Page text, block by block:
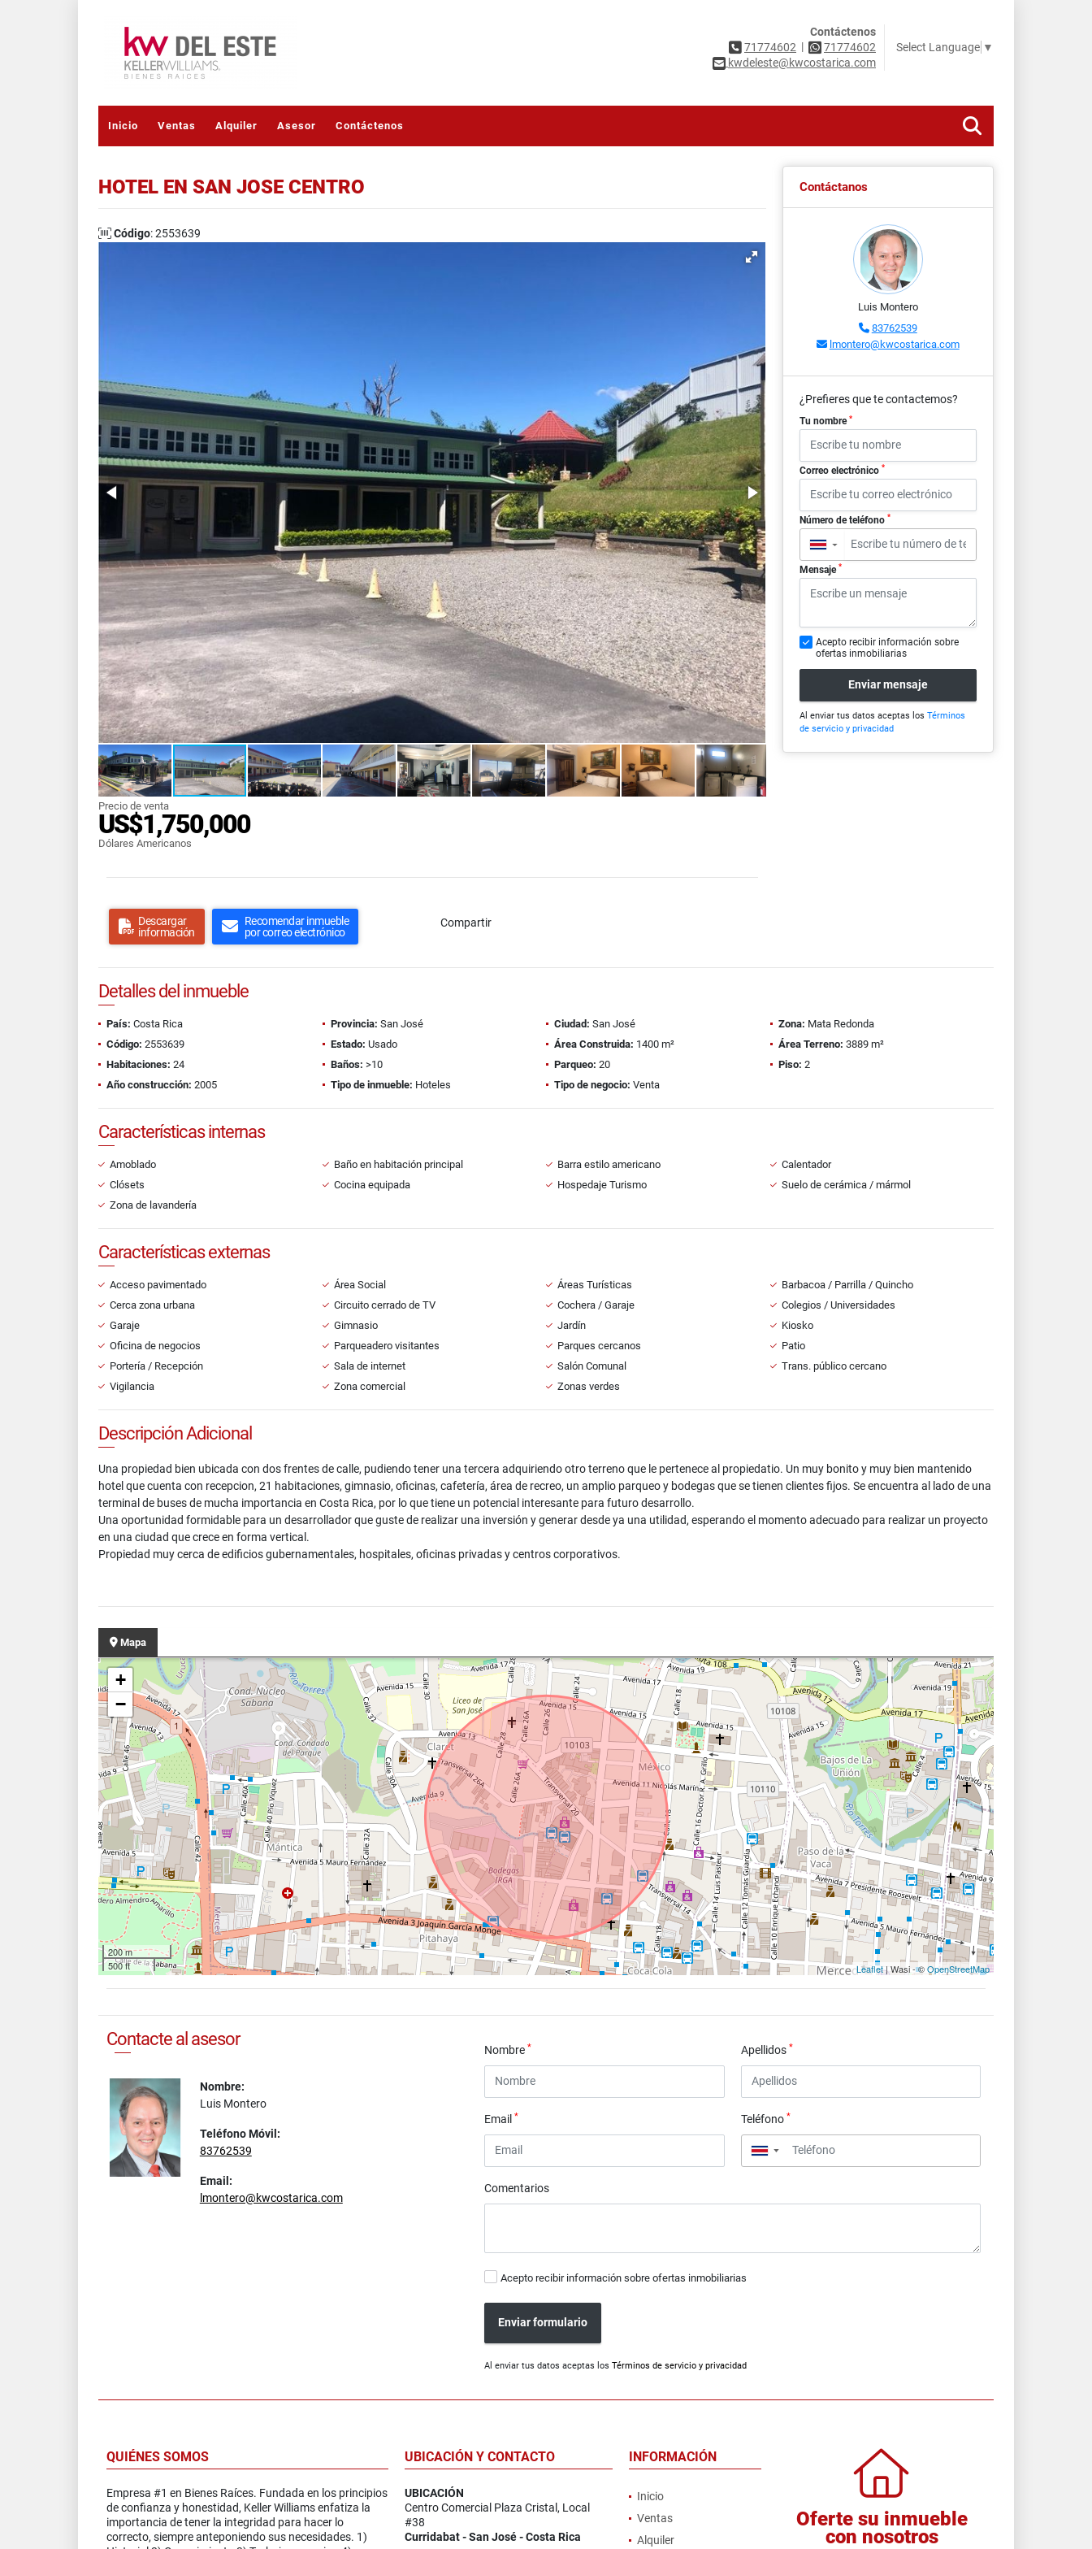
Contáctenos
71774602 |
71774602
kwdeleste@kwcostarica.com
Select Language ▼
Inicio Ventas Alquiler Asesor Contáctenos
HOTEL EN SAN JOSE CENTRO
Código: 2553639
Precio de venta
US$1,750,000
Dólares Americanos
Descargar
información
Recomendar inmueble
por correo electrónico
Compartir
Contáctanos
Luis Montero
83762539
lmontero@kwcostarica.com
¿Prefieres que te contactemos?
Tu nombre *
Correo electrónico *
Número de teléfono *
▼
Mensaje *
Acepto recibir información sobre
ofertas inmobiliarias
Enviar mensaje
Al enviar tus datos aceptas los Términos
de servicio y privacidad
Detalles del inmueble
País: Costa Rica Provincia: San José Ciudad: San José Zona: Mata Redonda
Código: 2553639 Estado: Usado Área Construida: 1400 m² Área Terreno: 3889 m²
Habitaciones: 24 Baños: >10 Parqueo: 20 Piso: 2
Año construcción: 2005 Tipo de inmueble: Hoteles Tipo de negocio: Venta
Características internas
Amoblado Baño en habitación principal Barra estilo americano
Calentador
Clósets
Cocina equipada Hospedaje Turismo
Suelo de cerámica / mármol
Zona de lavandería
Características externas
Acceso pavimentado Área Social Áreas Turísticas
Barbacoa / Parrilla / Quincho
Cerca zona urbana
Circuito cerrado de TV Cochera / Garaje
Colegios / Universidades
Garaje
Gimnasio Jardín
Kiosko
Oficina de negocios
Parqueadero visitantes Parques cercanos
Patio
Portería / Recepción
Sala de internet Salón Comunal
Trans. público cercano
Vigilancia
Zona comercial Zonas verdes
Descripción Adicional
Una propiedad bien ubicada con dos frentes de calle, pudiendo tener una tercera adquiriendo otro terreno que le pertenece al propiedatio. Un muy bonito y muy bien mantenido
hotel que cuenta con recepcion, 21 habitaciones, gimnasio, oficinas, cafetería, área de recreo, un amplio parqueo y bodegas que se tienen clientes fijos. Se encuentra al lado de una
terminal de buses de mucha importancia en Costa Rica, por lo que tiene un potencial interesante para futuro desarrollo.
Una oportunidad formidable para un desarrollador que guste de realizar una inversión y generar desde ya una utilidad, esperando el momento adecuado para realizar un proyecto
en una ciudad que crece en forma vertical.
Propiedad muy cerca de edificios gubernamentales, hospitales, oficinas privadas y centros corporativos.
Mapa
+
−
200 m
500 ft
Leaflet| Wasi - ©OpenStreetMap
Contacte al asesor
Nombre:
Luis Montero
Teléfono Móvil:
83762539
Email:
lmontero@kwcostarica.com
Nombre* Apellidos *
Email* Teléfono *
▼
Comentarios
Acepto recibir información sobre ofertas inmobiliarias
Enviar formulario
Al enviar tus datos aceptas losTérminos de servicio y privacidad
QUIÉNES SOMOS
Empresa #1 en Bienes Raíces. Fundada en los principios
de confianza y honestidad, Keller Williams enfatiza la
importancia de tener la integridad para hacer lo
correcto, siempre anteponiendo sus necesidades. 1)
UBICACIÓN Y CONTACTO
UBICACIÓN
Centro Comercial Plaza Cristal, Local
#38
Curridabat - San José - Costa Rica
INFORMACIÓN
Inicio
Ventas
Alquiler
Oferte su inmueble
con nosotros